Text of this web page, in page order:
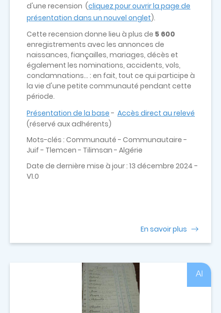
d'une recension (cliquez pour ouvrir la page de
présentation dans un nouvel onglet).
Cette recension donne lieu à plus de 5 600
enregistrements avec les annonces de
naissances, fiançailles, mariages, décès et
également les nominations, accidents, vols,
condamnations... : en fait, tout ce qui participe à
la vie d'une petite communauté pendant cette
période.
Présentation de la base - Accès direct au relevé
(réservé aux adhérents)
Mots-clés : Communauté - Communautaire -
Juif - Tlemcen - Tilimsan - Algérie
Date de dernière mise à jour : 13 décembre 2024 -
V1.0
En savoir plus
Al